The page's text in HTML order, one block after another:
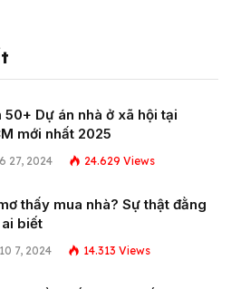
50+ Dự án nhà ở xã hội tại
mới nhất 2025
27, 2024 24.629 Views
thấy mua nhà? Sự thật đằng
biết
7, 2024 14.313 Views